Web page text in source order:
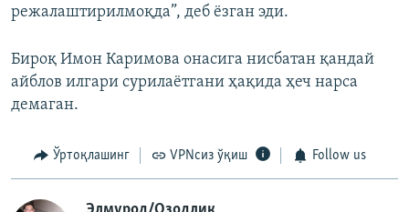
режалаштирилмоқда”, деб ёзган эди.
Бироқ Имон Каримова онасига нисбатан қандай
айблов илгари сурилаётгани ҳақида ҳеч нарса
демаган.
Ўртоқлашинг VPNсиз ўқиш Follow us